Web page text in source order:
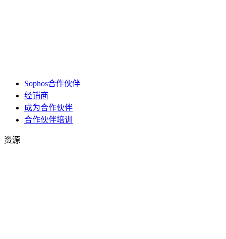
Sophos合作伙伴
经销商
成为合作伙伴
合作伙伴培训
资源